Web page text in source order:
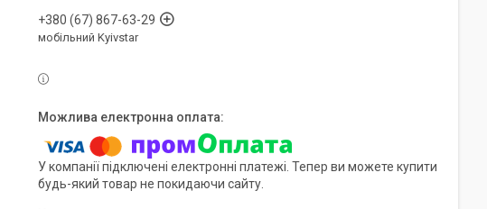
+380 (67) 867-63-29
мобільний Kyivstar
У компанії підключені електронні платежі. Тепер ви можете купити
будь-який товар не покидаючи сайту.